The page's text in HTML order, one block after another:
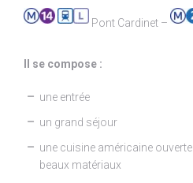
Pont Cardinet –
Il se compose :
une entrée
un grand séjour
une cuisine américaine
beaux matériaux